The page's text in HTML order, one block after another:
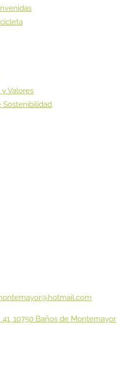
y Valores
Sostenibilidad
41, 10750 Baños de Montemayor